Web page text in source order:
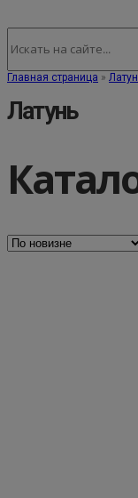
Главная страница »
Латунь